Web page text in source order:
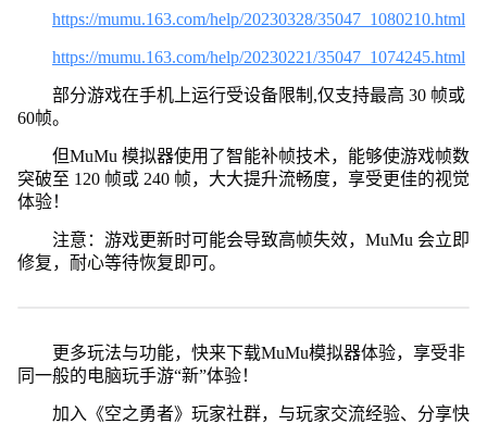
https://mumu.163.com/help/20230328/35047_1080210.html
https://mumu.163.com/help/20230221/35047_1074245.html
部分游戏在手机上运行受设备限制,仅支持最高 30 帧或
60帧。
但MuMu 模拟器使用了智能补帧技术，能够使游戏帧数
突破至 120 帧或 240 帧，大大提升流畅度，享受更佳的视觉
体验！
注意：游戏更新时可能会导致高帧失效，MuMu 会立即
修复，耐心等待恢复即可。
更多玩法与功能，快来下载MuMu模拟器体验，享受非
同一般的电脑玩手游“新”体验！
加入《空之勇者》玩家社群，与玩家交流经验、分享快